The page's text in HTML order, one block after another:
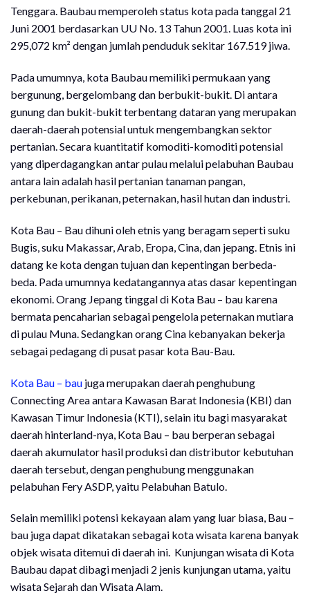
Tenggara. Baubau memperoleh status kota pada tanggal 21
Juni 2001 berdasarkan UU No. 13 Tahun 2001. Luas kota ini
295,072 km² dengan jumlah penduduk sekitar 167.519 jiwa.
Pada umumnya, kota Baubau memiliki permukaan yang
bergunung, bergelombang dan berbukit-bukit. Di antara
gunung dan bukit-bukit terbentang dataran yang merupakan
daerah-daerah potensial untuk mengembangkan sektor
pertanian. Secara kuantitatif komoditi-komoditi potensial
yang diperdagangkan antar pulau melalui pelabuhan Baubau
antara lain adalah hasil pertanian tanaman pangan,
perkebunan, perikanan, peternakan, hasil hutan dan industri.
Kota Bau – Bau dihuni oleh etnis yang beragam seperti suku
Bugis, suku Makassar, Arab, Eropa, Cina, dan jepang. Etnis ini
datang ke kota dengan tujuan dan kepentingan berbeda-
beda. Pada umumnya kedatangannya atas dasar kepentingan
ekonomi. Orang Jepang tinggal di Kota Bau – bau karena
bermata pencaharian sebagai pengelola peternakan mutiara
di pulau Muna. Sedangkan orang Cina kebanyakan bekerja
sebagai pedagang di pusat pasar kota Bau-Bau.
Kota Bau – bau juga merupakan daerah penghubung
Connecting Area antara Kawasan Barat Indonesia (KBI) dan
Kawasan Timur Indonesia (KTI), selain itu bagi masyarakat
daerah hinterland-nya, Kota Bau – bau berperan sebagai
daerah akumulator hasil produksi dan distributor kebutuhan
daerah tersebut, dengan penghubung menggunakan
pelabuhan Fery ASDP, yaitu Pelabuhan Batulo.
Selain memiliki potensi kekayaan alam yang luar biasa, Bau –
bau juga dapat dikatakan sebagai kota wisata karena banyak
objek wisata ditemui di daerah ini. Kunjungan wisata di Kota
Baubau dapat dibagi menjadi 2 jenis kunjungan utama, yaitu
wisata Sejarah dan Wisata Alam.